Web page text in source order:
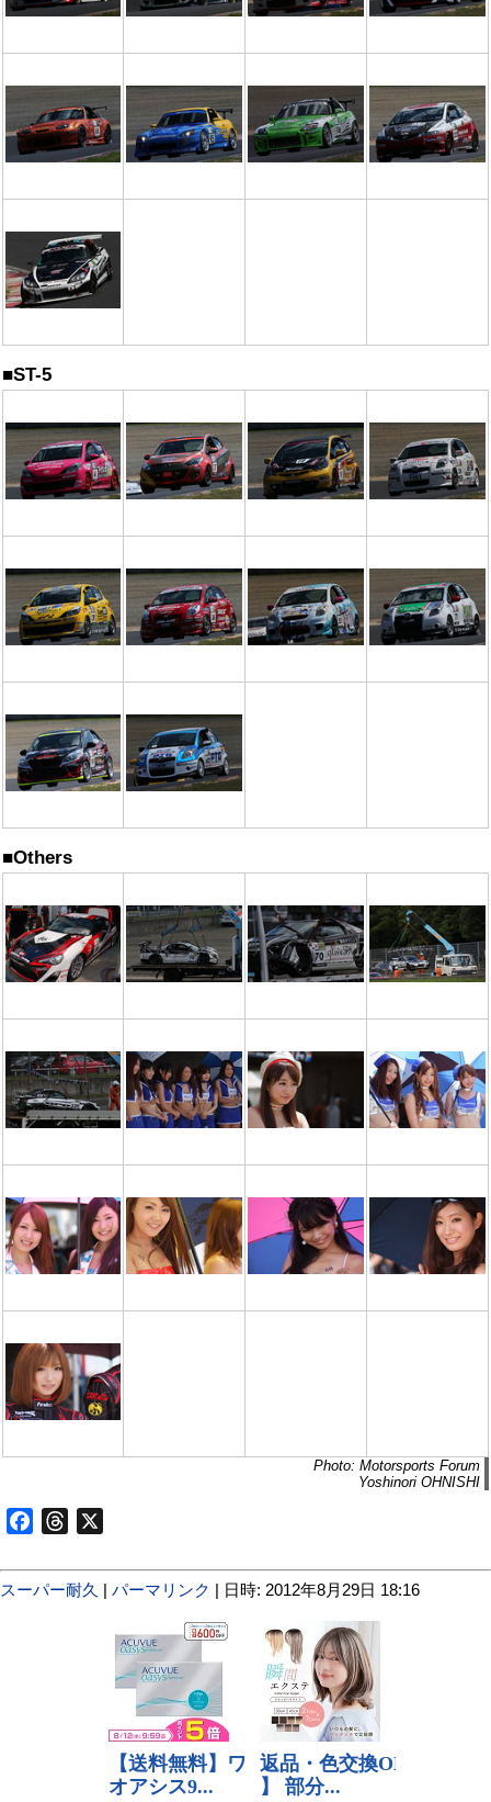
■ST-5
■Others
Photo: Motorsports Forum
Yoshinori OHNISHI
FacebookThreads
スーパー耐久 | パーマリンク | 日時: 2012年8月29日 18:16